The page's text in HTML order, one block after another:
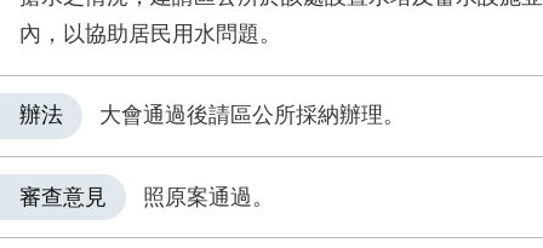
內，以協助居民用水問題。
辦法 大會通過後請區公所採納辦理。
審查意見 照原案通過。